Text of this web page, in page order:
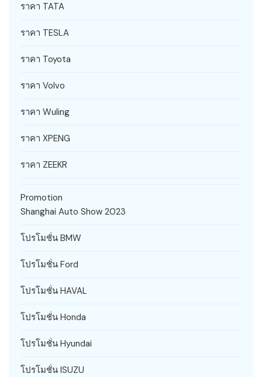
ราคา TATA
ราคา TESLA
ราคา Toyota
ราคา Volvo
ราคา Wuling
ราคา XPENG
ราคา ZEEKR
Promotion
Shanghai Auto Show 2023
โปรโมชั่น BMW
โปรโมชั่น Ford
โปรโมชั่น HAVAL
โปรโมชั่น Honda
โปรโมชั่น Hyundai
โปรโมชั่น ISUZU